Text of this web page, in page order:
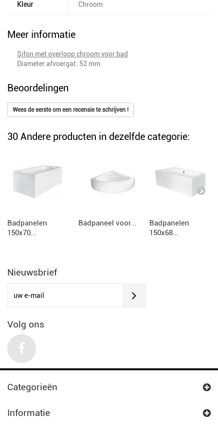
Kleur Chroom
Meer informatie
Sifon met overloop chroom voor bad
Diameter afvoergat: 52 mm
Beoordelingen
Wees de eerste om een recensie te schrijven !
30 Andere producten in dezelfde categorie:
Badpanelen
150x70...
Badpaneel voor...
Badpanelen
150x68...
Nieuwsbrief
Volg ons
Categorieën
Informatie